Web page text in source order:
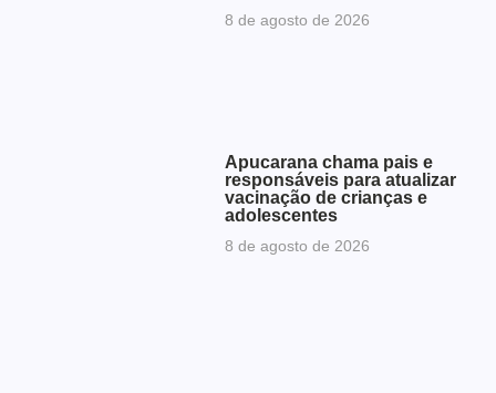
8 de agosto de 2026
Apucarana chama pais e
responsáveis para atualizar
vacinação de crianças e
adolescentes
8 de agosto de 2026